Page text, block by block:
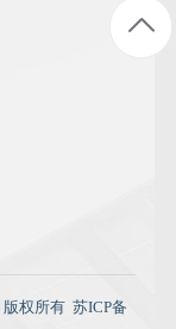
权所有 苏ICP备